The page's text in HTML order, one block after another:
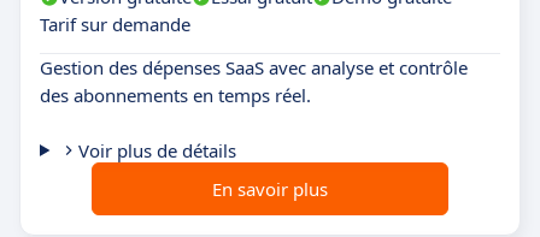
Tarif sur demande
Gestion des dépenses SaaS avec analyse et contrôle
des abonnements en temps réel.
Voir plus de détails
En savoir plus